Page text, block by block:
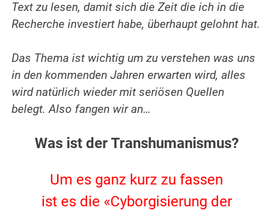
Text zu lesen, damit sich die Zeit die ich in die
Recherche investiert habe, überhaupt gelohnt hat.
Das Thema ist wichtig um zu verstehen was uns
in den kommenden Jahren erwarten wird, alles
wird natürlich wieder mit seriösen Quellen
belegt.Also fangen wir an…
Was ist der Transhumanismus?
Um es ganz kurz zu fassen
ist es die «Cyborgisierung der